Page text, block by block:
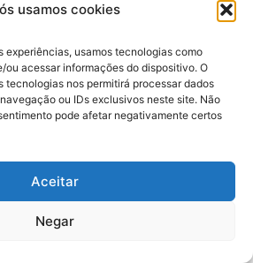
usamos cookies
experiências, usamos tecnologias como
ou acessar informações do dispositivo. O
tecnologias nos permitirá processar dados
ou IDs exclusivos neste site. Não
pode afetar negativamente certos
Aceitar
Negar